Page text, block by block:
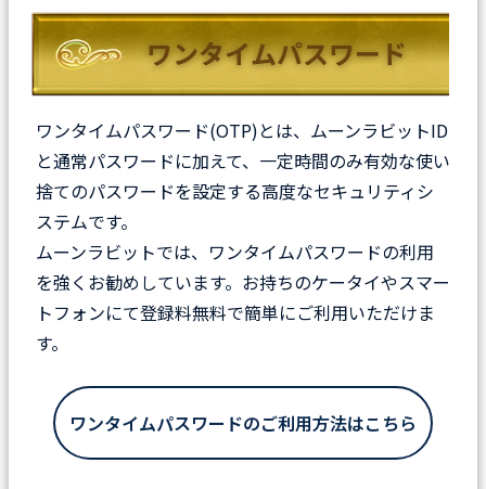
ワンタイムパスワード
ワンタイムパスワード(OTP)とは、ムーンラビットID
と通常パスワードに加えて、一定時間のみ有効な使い
捨てのパスワードを設定する高度なセキュリティシ
ステムです。
ムーンラビットでは、ワンタイムパスワードの利用
を強くお勧めしています。 お持ちのケータイやスマー
トフォンにて登録料無料で簡単にご利用いただけま
す。
ワンタイムパスワードのご利用方法はこちら